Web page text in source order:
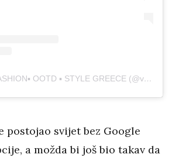
A post shared by FASHION▪️ OOTD ▪️ STYLE GREECE (@vogue__inspo_)
postojao svijet bez Google
a možda bi još bio takav da